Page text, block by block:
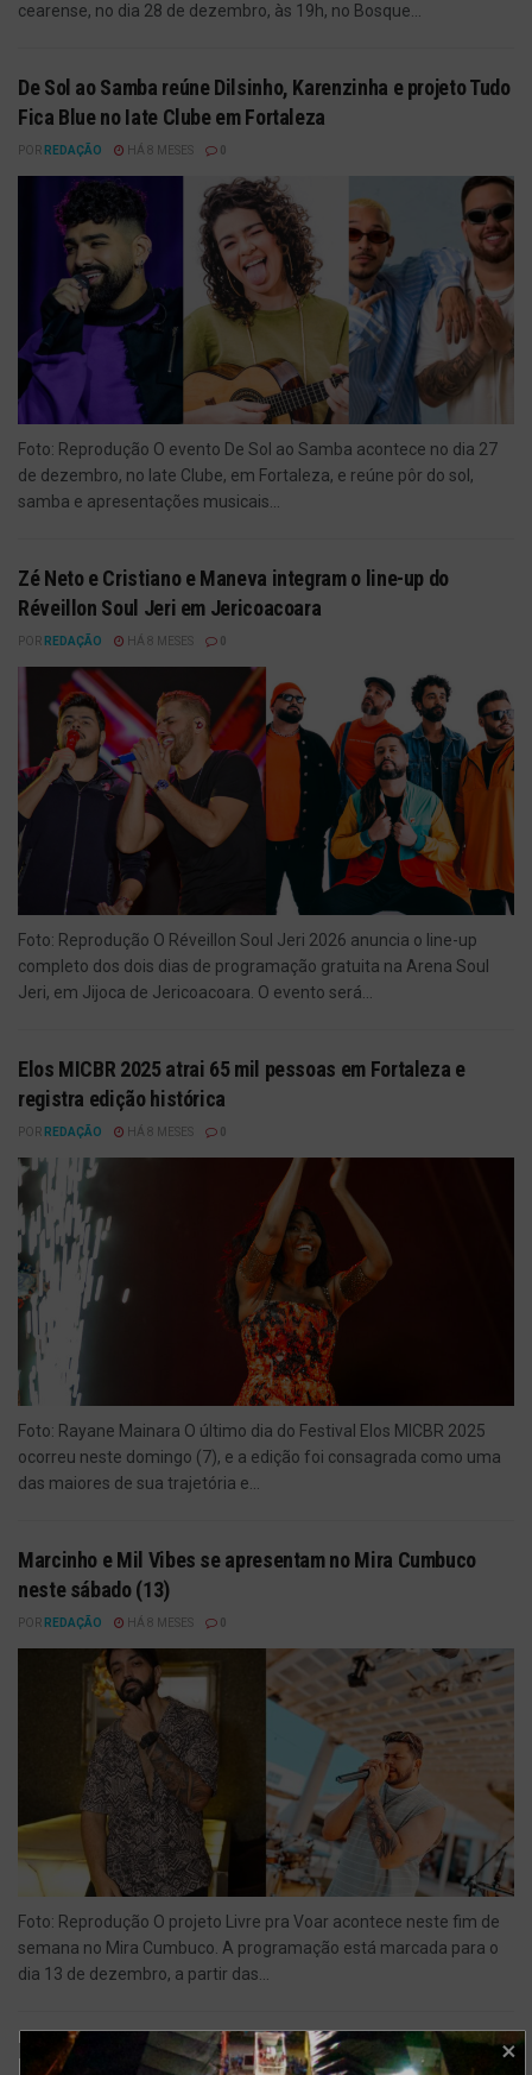
cearense, no dia 28 de dezembro, às 19h, no Bosque...
De Sol ao Samba reúne Dilsinho, Karenzinha e projeto Tudo
Fica Blue no Iate Clube em Fortaleza
POR REDAÇÃO HÁ 8 MESES
Foto: Reprodução O evento De Sol ao Samba acontece no dia 27
de dezembro, no Iate Clube, em Fortaleza, e reúne pôr do sol,
samba e apresentações musicais...
Zé Neto e Cristiano e Maneva integram o line-up do
Réveillon Soul Jeri em Jericoacoara
POR REDAÇÃO HÁ 8 MESES
Foto: Reprodução O Réveillon Soul Jeri 2026 anuncia o line-up
completo dos dois dias de programação gratuita na Arena Soul
Jeri, em Jijoca de Jericoacoara. O evento será...
Elos MICBR 2025 atrai 65 mil pessoas em Fortaleza e
registra edição histórica
POR REDAÇÃO HÁ 8 MESES
Foto: Rayane Mainara O último dia do Festival Elos MICBR 2025
ocorreu neste domingo (7), e a edição foi consagrada como uma
das maiores de sua trajetória e...
Marcinho e Mil Vibes se apresentam no Mira Cumbuco
neste sábado (13)
POR REDAÇÃO HÁ 8 MESES
Foto: Reprodução O projeto Livre pra Voar acontece neste fim de
semana no Mira Cumbuco. A programação está marcada para o
dia 13 de dezembro, a partir das...
Melody chega a Fortaleza para show no final de dezembro